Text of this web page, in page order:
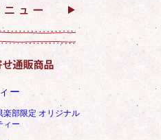
ー
楽部限定 オリジナル
ィー